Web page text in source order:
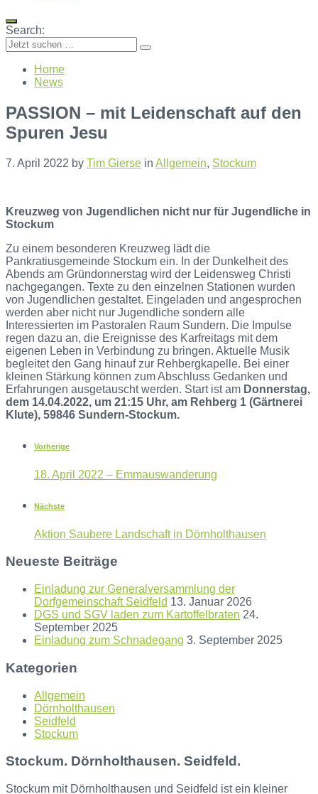
Search:
Home
News
PASSION – mit Leidenschaft auf den
Spuren Jesu
7. April 2022 by Tim Gierse in Allgemein, Stockum
Kreuzweg von Jugendlichen nicht nur für Jugendliche in
Stockum
Zu einem besonderen Kreuzweg lädt die
Pankratiusgemeinde Stockum ein. In der Dunkelheit des
Abends am Gründonnerstag wird der Leidensweg Christi
nachgegangen. Texte zu den einzelnen Stationen wurden
von Jugendlichen gestaltet. Eingeladen und angesprochen
werden aber nicht nur Jugendliche sondern alle
Interessierten im Pastoralen Raum Sundern. Die Impulse
regen dazu an, die Ereignisse des Karfreitags mit dem
eigenen Leben in Verbindung zu bringen. Aktuelle Musik
begleitet den Gang hinauf zur Rehbergkapelle. Bei einer
kleinen Stärkung können zum Abschluss Gedanken und
Erfahrungen ausgetauscht werden. Start ist am Donnerstag,
dem 14.04.2022, um 21:15 Uhr, am Rehberg 1 (Gärtnerei
Klute), 59846 Sundern-Stockum.
Vorherige
18. April 2022 – Emmauswanderung
Nächste
Aktion Saubere Landschaft in Dörnholthausen
Neueste Beiträge
Einladung zur Generalversammlung der
Dorfgemeinschaft Seidfeld 13. Januar 2026
DGS und SGV laden zum Kartoffelbraten 24.
September 2025
Einladung zum Schnadegang 3. September 2025
Kategorien
Allgemein
Dörnholthausen
Seidfeld
Stockum
Stockum. Dörnholthausen. Seidfeld.
Stockum mit Dörnholthausen und Seidfeld ist ein kleiner